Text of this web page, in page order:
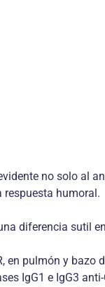
no solo
respuesta humoral.
diferencia sutil
en pulmón y
IgG1 e IgG3